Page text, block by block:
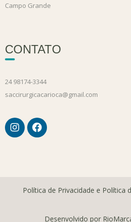
Campo Grande
CONTATO
24 98174-3344
saccirurgicacarioca@gmail.com
Política de Privacidade e Política
Desenvolvido por